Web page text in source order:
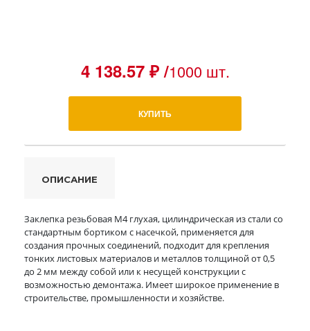
4 138.57 ₽ /1000 шт.
КУПИТЬ
ОПИСАНИЕ
Заклепка резьбовая M4 глухая, цилиндрическая из стали со
стандартным бортиком с насечкой, применяется для
создания прочных соединений, подходит для крепления
тонких листовых материалов и металлов толщиной от 0,5
до 2 мм между собой или к несущей конструкции с
возможностью демонтажа. Имеет широкое применение в
строительстве, промышленности и хозяйстве.